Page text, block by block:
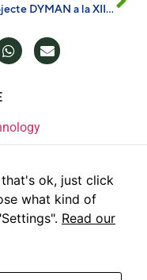
El Projecte DYMAN a la XII Conferència del Programa Marc a Oviedo
ok, just click
what kind of
Read our